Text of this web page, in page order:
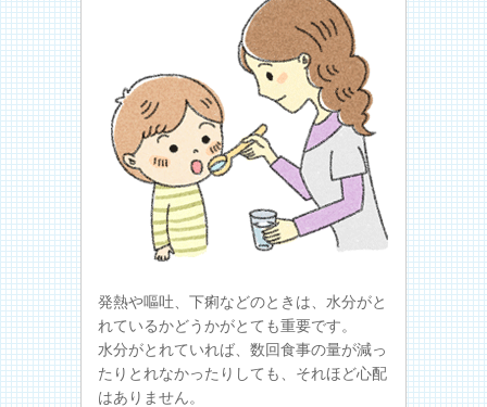
発熱や嘔吐、下痢などのときは、水分がと
れているかどうかがとても重要です。
水分がとれていれば、数回食事の量が減っ
たりとれなかったりしても、それほど心配
はありません。